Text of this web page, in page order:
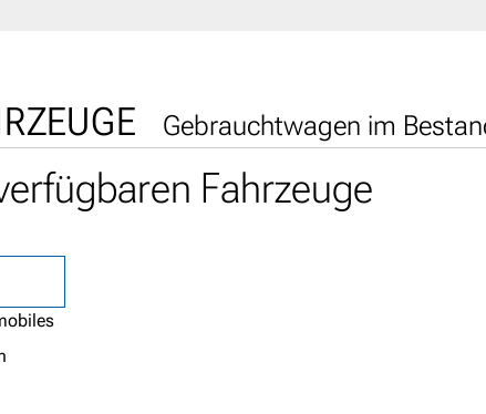
Gebrauchtwagen im
Fahrzeuge